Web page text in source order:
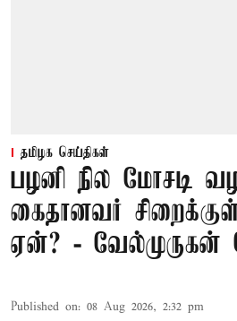
தமிழக செய்திகள்
பழனி நில மோசடி
கைதானவர் சிறைக்குள்
ஏன்? - வேல்முருகன்
Published on: 08 Aug 2026, 2:32 pm